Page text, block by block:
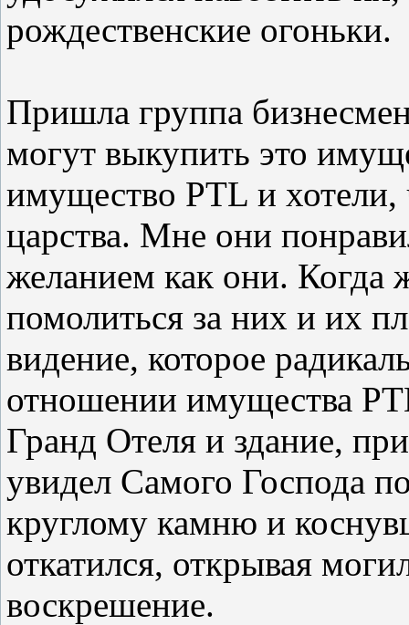
рождественские огоньки.
Пришла группа
могут выкупить это
имущество PTL и хотели,
царства. Мне они
желанием как они. Когда
помолиться за них и их
видение, которое
отношении имущества
Гранд Отеля и здание,
увидел Самого Господа
круглому камню и
откатился, открывая
воскрешение.